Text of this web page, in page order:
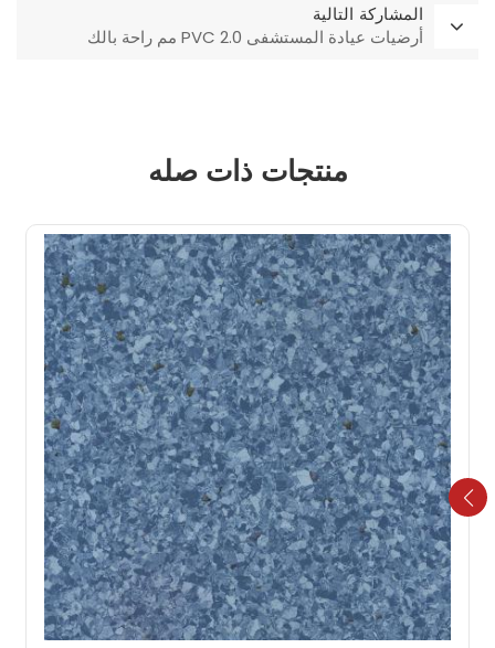
المشاركة التالية
أرضيات عيادة المستشفى PVC 2.0 مم راحة بالك
منتجات ذات صله